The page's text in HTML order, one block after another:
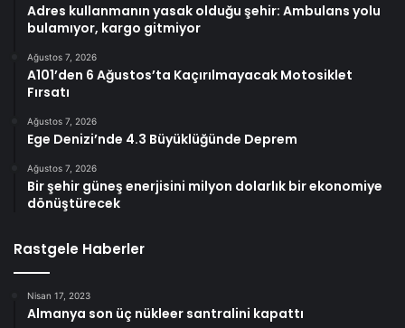
Adres kullanmanın yasak olduğu şehir: Ambulans yolu
bulamıyor, kargo gitmiyor
Ağustos 7, 2026
A101’den 6 Ağustos’ta Kaçırılmayacak Motosiklet
Fırsatı
Ağustos 7, 2026
Ege Denizi’nde 4.3 Büyüklüğünde Deprem
Ağustos 7, 2026
Bir şehir güneş enerjisini milyon dolarlık bir ekonomiye
dönüştürecek
Rastgele Haberler
Nisan 17, 2023
Almanya son üç nükleer santralini kapattı